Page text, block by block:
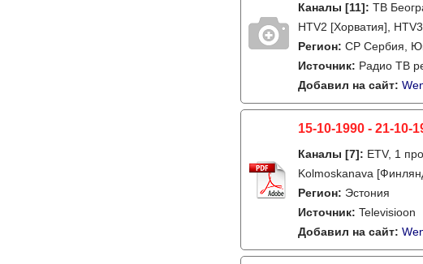
Каналы [11]: ТВ
HTV2 [Хорватия],
Регион: СР Сербия,
Источник: Радио ТВ
Добавил на сайт:
15-10-1990 - 21-10-
Каналы [7]: ETV, 1
Kolmoskanava
Регион: Эстония
Источник: Televisioon
Добавил на сайт: